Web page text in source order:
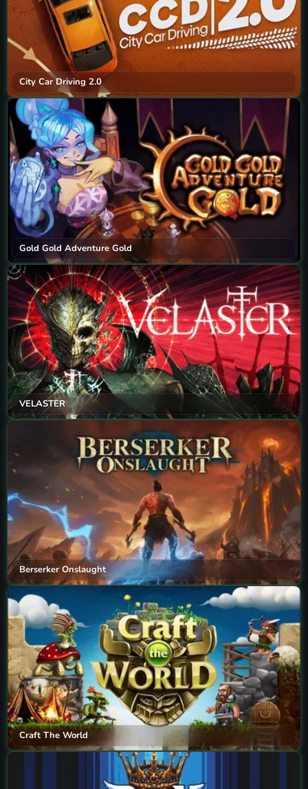
City Car Driving 2.0
Gold Gold Adventure Gold
VELASTER
Berserker Onslaught
Craft The World